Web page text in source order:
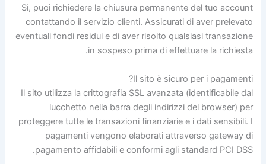
Sì, puoi richiedere la chiusura permanente del tuo account
contattando il servizio clienti. Assicurati di aver prelevato
eventuali fondi residui e di aver risolto qualsiasi transazione
in sospeso prima di effettuare la richiesta.
Il sito è sicuro per i pagamenti?
Il sito utilizza la crittografia SSL avanzata (identificabile dal
lucchetto nella barra degli indirizzi del browser) per
proteggere tutte le transazioni finanziarie e i dati sensibili. I
pagamenti vengono elaborati attraverso gateway di
pagamento affidabili e conformi agli standard PCI DSS.